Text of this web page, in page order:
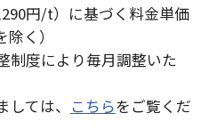
円/t）に基づく料金単価
く）
制度により毎月調整いた
ては、 こちらをご覧くだ